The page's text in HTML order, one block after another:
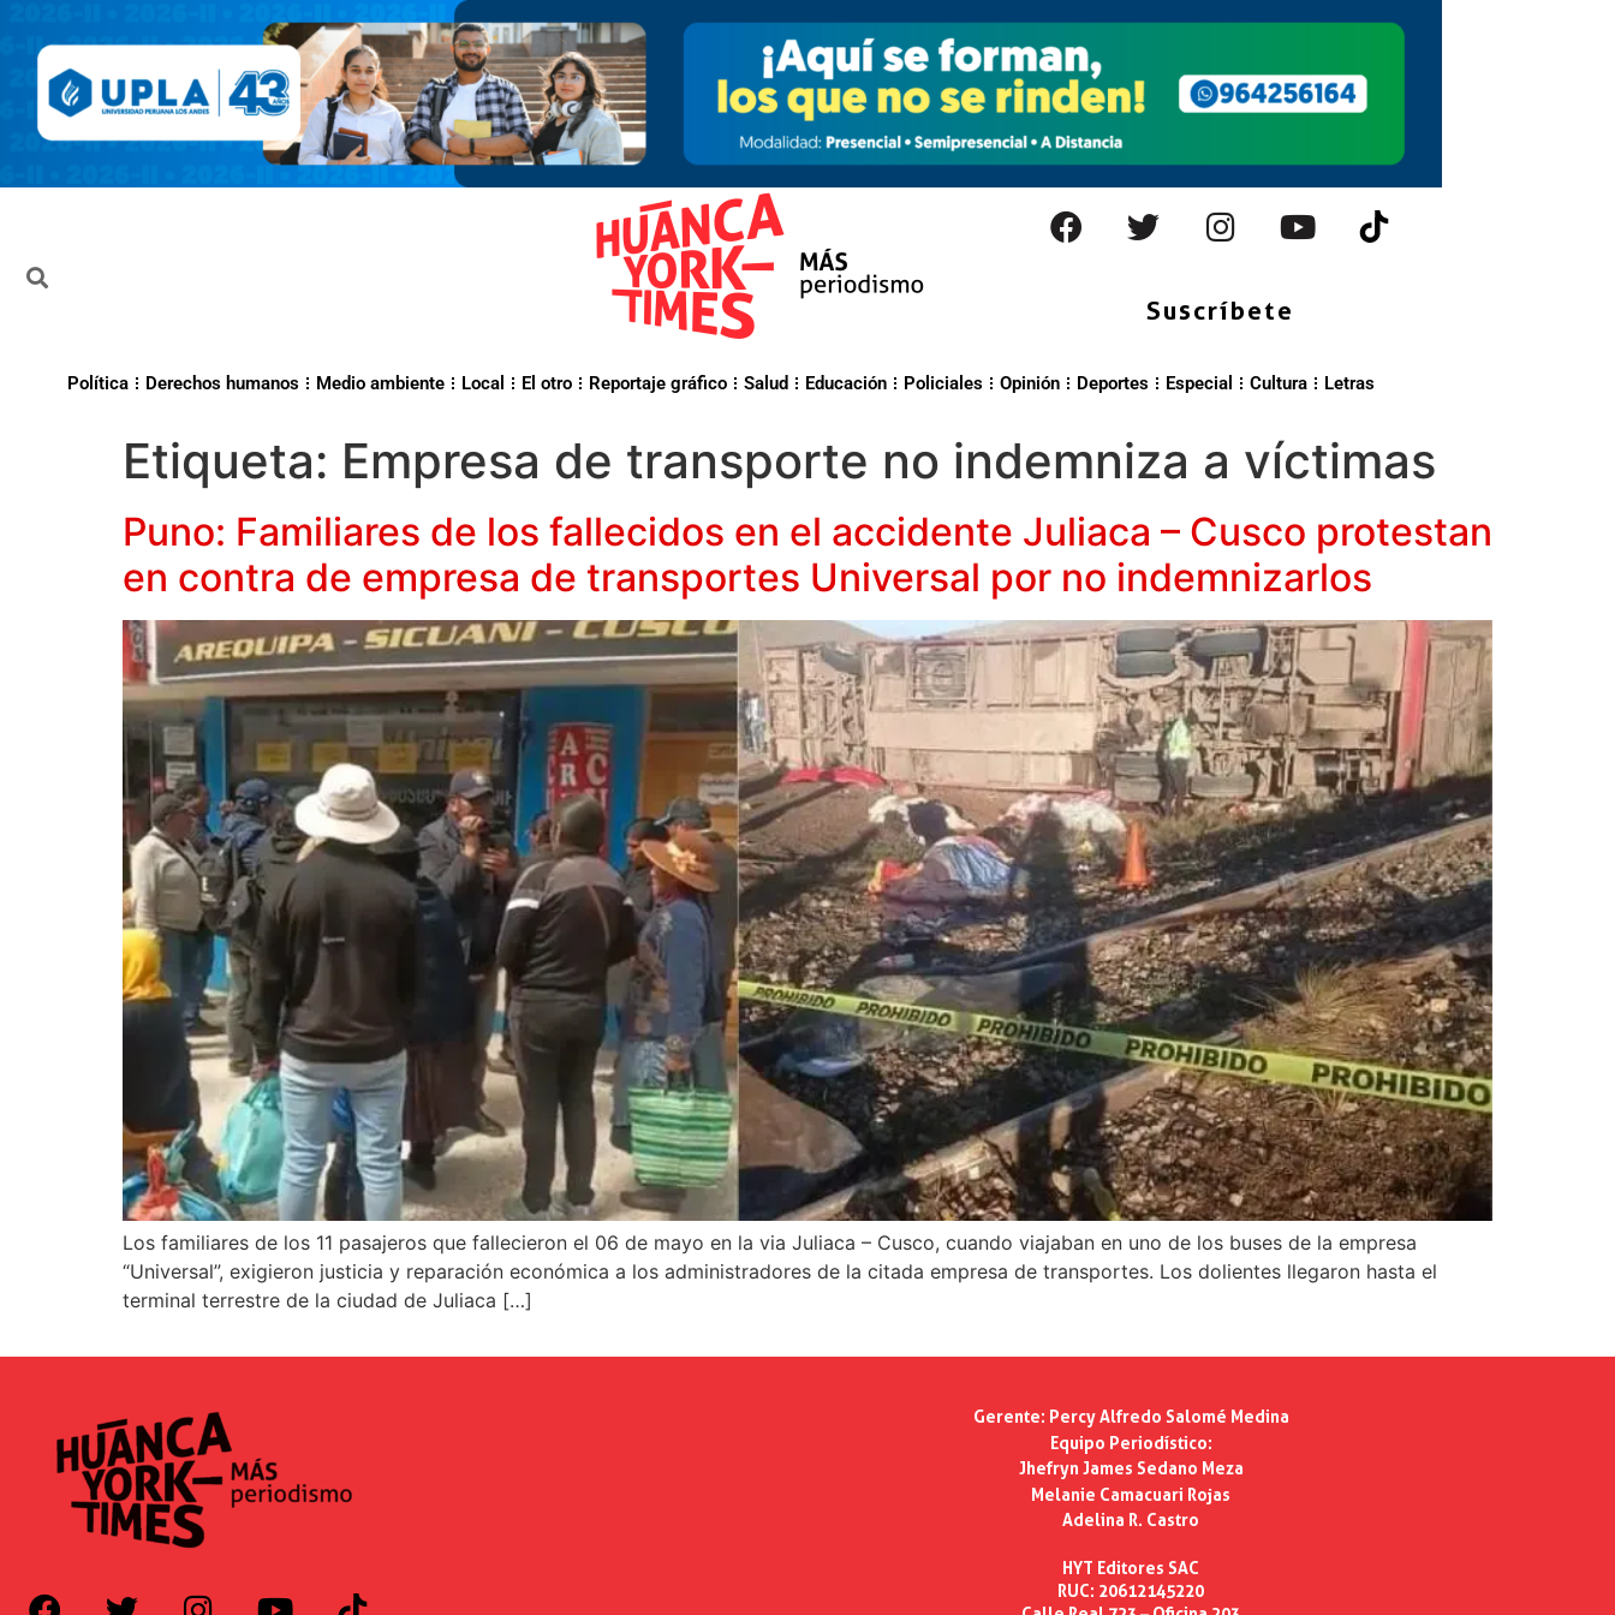
Suscríbete
Política Derechos humanos Medio ambiente Local El otro Reportaje gráfico Salud Educación Policiales Opinión Deportes Especial Cultura Letras
Etiqueta: Empresa de transporte no indemniza a víctimas
Puno: Familiares de los fallecidos en el accidente Juliaca – Cusco protestan
en contra de empresa de transportes Universal por no indemnizarlos
Los familiares de los 11 pasajeros que fallecieron el 06 de mayo en la via Juliaca – Cusco, cuando viajaban en uno de los buses de la empresa
“Universal”, exigieron justicia y reparación económica a los administradores de la citada empresa de transportes. Los dolientes llegaron hasta el
terminal terrestre de la ciudad de Juliaca […]
Gerente: Percy Alfredo Salomé Medina
Equipo Periodístico:
Jhefryn James Sedano Meza
Melanie Camacuari Rojas
Adelina R. Castro
HYT Editores SAC
RUC: 20612145220